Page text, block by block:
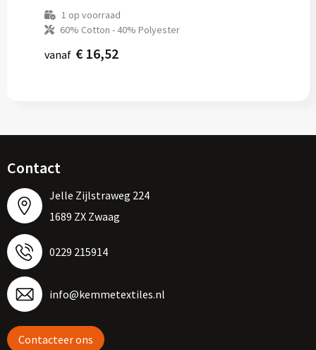
1 op voorraad
60% Cotton - 40% Polyester
vanaf € 16,52
Contact
Jelle Zijlstraweg 224
1689 ZX Zwaag
0229 215914
info@kemmetextiles.nl
Contacteer ons